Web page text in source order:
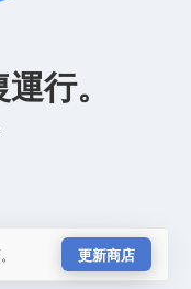
行。
更新商店